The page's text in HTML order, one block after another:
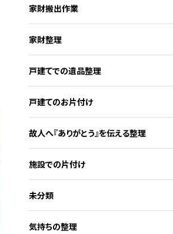
家財搬出作業
家財整理
戸建てでの遺品整理
戸建てのお片付け
故人へ『ありがとう』を伝える整理
施設での片付け
未分類
気持ちの整理